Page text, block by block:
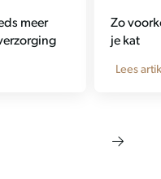
meer
Zo
je kat
Lees